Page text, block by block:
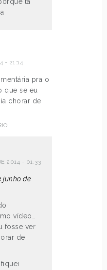
- 21:14
pra o
que se eu
chorar de
2014 - 01:33
junho de
vídeo…
fosse ver
de